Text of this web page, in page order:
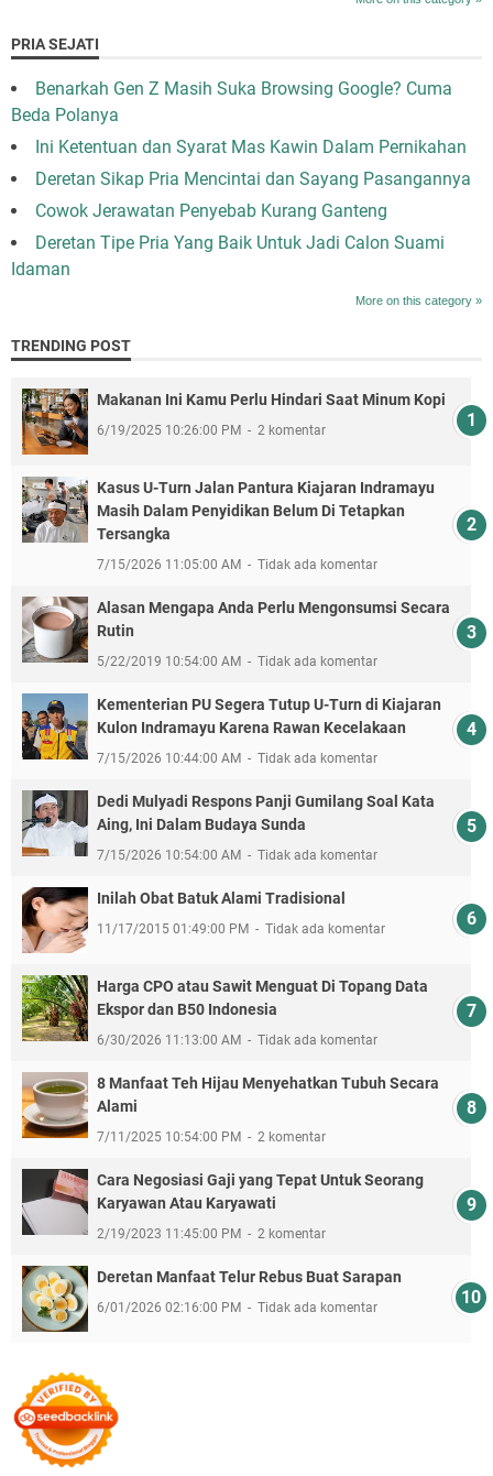
PRIA SEJATI
Benarkah Gen Z Masih Suka Browsing Google? Cuma
Beda Polanya
Ini Ketentuan dan Syarat Mas Kawin Dalam Pernikahan
Deretan Sikap Pria Mencintai dan Sayang Pasangannya
Cowok Jerawatan Penyebab Kurang Ganteng
Deretan Tipe Pria Yang Baik Untuk Jadi Calon Suami
Idaman
More on this category »
TRENDING POST
Makanan Ini Kamu Perlu Hindari Saat Minum Kopi
6/19/2025 10:26:00 PM 2 komentar
Kasus U-Turn Jalan Pantura Kiajaran Indramayu
Masih Dalam Penyidikan Belum Di Tetapkan
Tersangka
7/15/2026 11:05:00 AM Tidak ada komentar
Alasan Mengapa Anda Perlu Mengonsumsi Secara
Rutin
5/22/2019 10:54:00 AM Tidak ada komentar
Kementerian PU Segera Tutup U-Turn di Kiajaran
Kulon Indramayu Karena Rawan Kecelakaan
7/15/2026 10:44:00 AM Tidak ada komentar
Dedi Mulyadi Respons Panji Gumilang Soal Kata
Aing, Ini Dalam Budaya Sunda
7/15/2026 10:54:00 AM Tidak ada komentar
Inilah Obat Batuk Alami Tradisional
11/17/2015 01:49:00 PM Tidak ada komentar
Harga CPO atau Sawit Menguat Di Topang Data
Ekspor dan B50 Indonesia
6/30/2026 11:13:00 AM Tidak ada komentar
8 Manfaat Teh Hijau Menyehatkan Tubuh Secara
Alami
7/11/2025 10:54:00 PM 2 komentar
Cara Negosiasi Gaji yang Tepat Untuk Seorang
Karyawan Atau Karyawati
2/19/2023 11:45:00 PM 2 komentar
Deretan Manfaat Telur Rebus Buat Sarapan
6/01/2026 02:16:00 PM Tidak ada komentar